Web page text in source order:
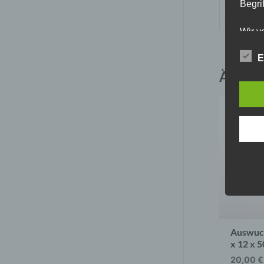
x 12 x
20,00 €
Wir